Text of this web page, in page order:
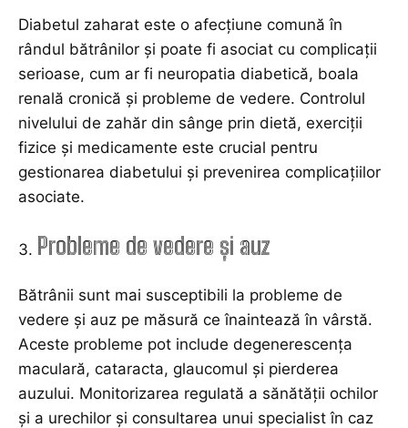
Diabetul zaharat este o afecțiune comună în
rândul bătrânilor și poate fi asociat cu complicații
serioase, cum ar fi neuropatia diabetică, boala
renală cronică și probleme de vedere. Controlul
nivelului de zahăr din sânge prin dietă, exerciții
fizice și medicamente este crucial pentru
gestionarea diabetului și prevenirea complicațiilor
asociate.
Probleme de vedere și auz
Bătrânii sunt mai susceptibili la probleme de
vedere și auz pe măsură ce înaintează în vârstă.
Aceste probleme pot include degenerescența
maculară, cataracta, glaucomul și pierderea
auzului. Monitorizarea regulată a sănătății ochilor
și a urechilor și consultarea unui specialist în caz